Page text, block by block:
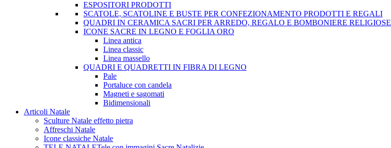
ESPOSITORI PRODOTTI
SCATOLE, SCATOLINE E BUSTE PER CONFEZIONAMENTO PRODOTTI E REGALI
QUADRI IN CERAMICA SACRI PER ARREDO, REGALO E BOMBONIERE RELIGIOSE
ICONE SACRE IN LEGNO E FOGLIA ORO
Linea antica
Linea classic
Linea massello
QUADRI E QUADRETTI IN FIBRA DI LEGNO
Pale
Portaluce con candela
Magneti e sagomati
Bidimensionali
Articoli Natale
Sculture Natale effetto pietra
Affreschi Natale
Icone classiche Natale